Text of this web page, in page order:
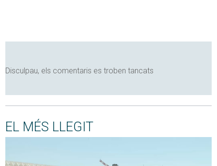
Disculpau, els comentaris es troben tancats
EL MÉS LLEGIT